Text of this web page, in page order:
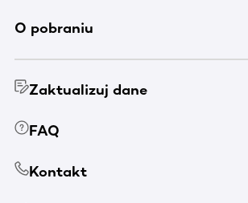
O pobraniu
Zaktualizuj dane
FAQ
Kontakt